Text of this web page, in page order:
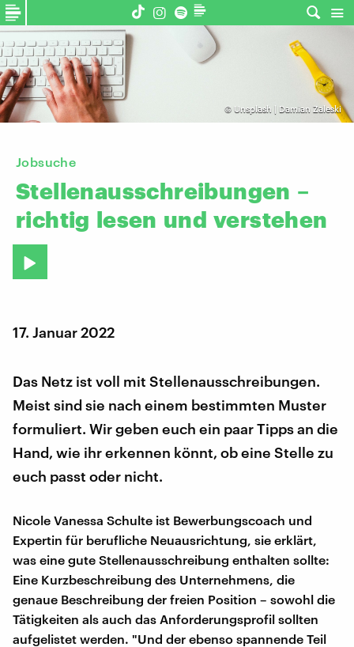
© Unsplash | Damian Zaleski
Jobsuche
Stellenausschreibungen –
richtig lesen und verstehen
17. Januar 2022
Das Netz ist voll mit Stellenausschreibungen.
Meist sind sie nach einem bestimmten Muster
formuliert. Wir geben euch ein paar Tipps an die
Hand, wie ihr erkennen könnt, ob eine Stelle zu
euch passt oder nicht.
Nicole Vanessa Schulte ist Bewerbungscoach und
Expertin für berufliche Neuausrichtung, sie erklärt,
was eine gute Stellenausschreibung enthalten sollte:
Eine Kurzbeschreibung des Unternehmens, die
genaue Beschreibung der freien Position – sowohl die
Tätigkeiten als auch das Anforderungsprofil sollten
aufgelistet werden. "Und der ebenso spannende Teil